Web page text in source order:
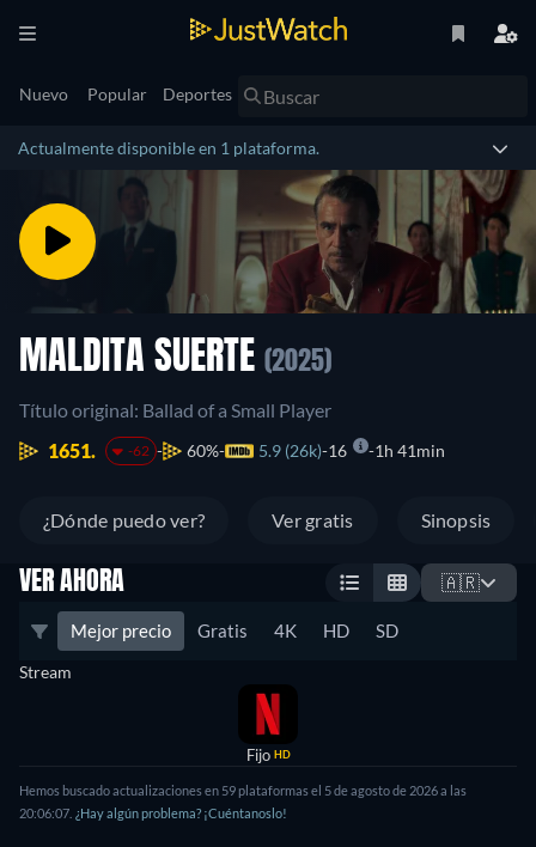
Nuevo Popular Deportes
Actualmente disponible en 1 plataforma.
MALDITA SUERTE (2025)
Título original: Ballad of a Small Player
1651.
-62 60% 5.9 (26k) 16 1h 41min
¿Dónde puedo ver? Ver gratis Sinopsis
VER AHORA 🇦🇷
Mejor precio Gratis 4K HD SD
Stream
Fijo HD
Hemos buscado actualizaciones en 59 plataformas el 5 de agosto de 2026 a las
20:06:07. ¿Hay algún problema? ¡Cuéntanoslo!